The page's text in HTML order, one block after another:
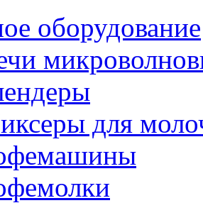
оборудование
для